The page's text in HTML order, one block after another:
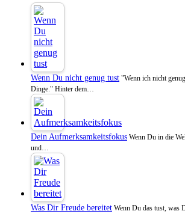
Wenn Du nicht genug tust "Wenn ich nicht
Dinge." Hinter dem…
Dein Aufmerksamkeitsfokus Wenn Du in die
und…
Was Dir Freude bereitet Wenn Du das tust, was